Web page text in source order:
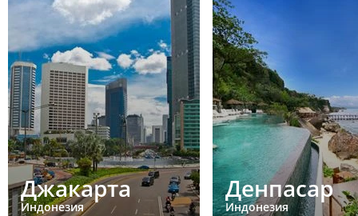
Джакарта
Индонезия
Денпасар
Индонезия